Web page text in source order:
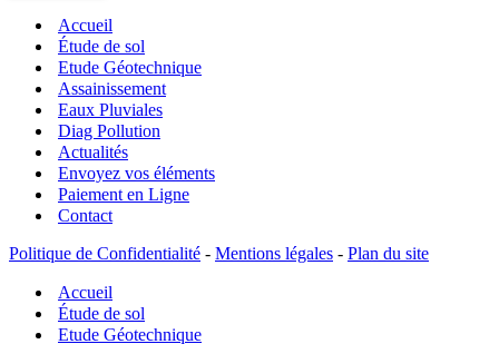
étude
de
sol
Accueil
Étude de sol
Etude Géotechnique
Assainissement
Eaux Pluviales
Diag Pollution
Actualités
Envoyez vos éléments
Paiement en Ligne
Contact
Politique de Confidentialité - Mentions légales - Plan du site
Accueil
Étude de sol
Etude Géotechnique